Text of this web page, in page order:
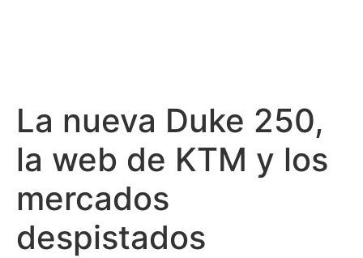
La nueva Duke 250,
la web de KTM y los
mercados
despistados